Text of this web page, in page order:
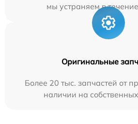
мы устраняем в
Оригинальные
Более 20 тыс. запчастей от
наличии на